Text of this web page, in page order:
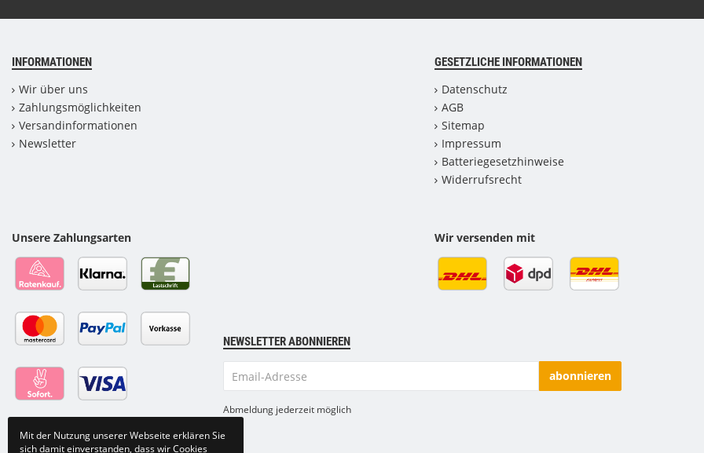
INFORMATIONEN
Wir über uns
Zahlungsmöglichkeiten
Versandinformationen
Newsletter
GESETZLICHE INFORMATIONEN
Datenschutz
AGB
Sitemap
Impressum
Batteriegesetzhinweise
Widerrufsrecht
Unsere Zahlungsarten Wir versenden mit
NEWSLETTER ABONNIEREN
Adresse
abonnieren
Abmeldung jederzeit möglich
Mit der Nutzung unserer Webseite erklären Sie
sich damit einverstanden, dass wir Cookies